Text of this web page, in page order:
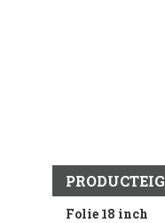
Folie 18 inch